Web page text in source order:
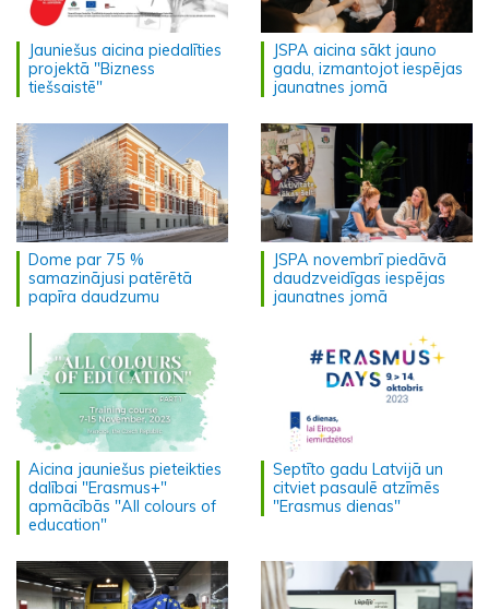
Jauniešus aicina piedalīties
projektā "Bizness
tiešsaistē"
JSPA aicina sākt jauno
gadu, izmantojot iespējas
jaunatnes jomā
Dome par 75 %
samazinājusi patērētā
papīra daudzumu
JSPA novembrī piedāvā
daudzveidīgas iespējas
jaunatnes jomā
Aicina jauniešus pieteikties
dalībai "Erasmus+"
apmācībās "All colours of
education"
Septīto gadu Latvijā un
citviet pasaulē atzīmēs
"Erasmus dienas"